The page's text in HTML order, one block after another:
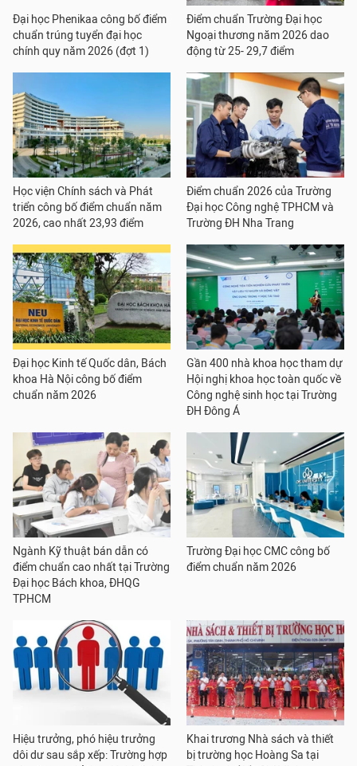
Đại học Phenikaa công bố điểm
chuẩn trúng tuyển đại học
chính quy năm 2026 (đợt 1)
Điểm chuẩn Trường Đại học
Ngoại thương năm 2026 dao
động từ 25- 29,7 điểm
Học viện Chính sách và Phát
triển công bố điểm chuẩn năm
2026, cao nhất 23,93 điểm
Điểm chuẩn 2026 của Trường
Đại học Công nghệ TPHCM và
Trường ĐH Nha Trang
Đại học Kinh tế Quốc dân, Bách
khoa Hà Nội công bố điểm
chuẩn năm 2026
Gần 400 nhà khoa học tham dự
Hội nghị khoa học toàn quốc về
Công nghệ sinh học tại Trường
ĐH Đông Á
Ngành Kỹ thuật bán dẫn có
điểm chuẩn cao nhất tại Trường
Đại học Bách khoa, ĐHQG
TPHCM
Trường Đại học CMC công bố
điểm chuẩn năm 2026
Hiệu trưởng, phó hiệu trưởng
dôi dư sau sắp xếp: Trường hợp
Khai trương Nhà sách và thiết
bị trường học Hoàng Sa tại